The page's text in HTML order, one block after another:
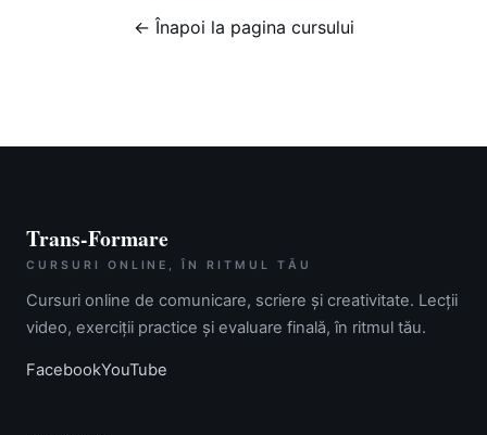
← Înapoi la pagina cursului
Trans-Formare
CURSURI ONLINE, ÎN RITMUL TĂU
Cursuri online de comunicare, scriere și creativitate. Lecții
video, exerciții practice și evaluare finală, în ritmul tău.
FacebookYouTube